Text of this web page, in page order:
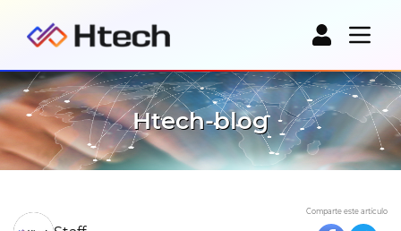
Htech-blog
Comparte este artículo